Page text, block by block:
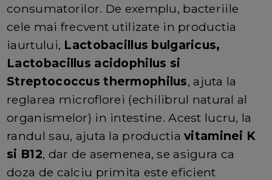
consumatorilor. De exemplu, bacteriile
cele mai frecvent utilizate in productia
iaurtului, Lactobacillus bulgaricus,
Lactobacillus acidophilus si
Streptococcus thermophilus, ajuta la
reglarea microflorei (echilibrul natural al
organismelor) in intestine. Acest lucru, la
randul sau, ajuta la productiavitaminei K
si B12, dar de asemenea, se asigura ca
doza de calciu primita este eficient